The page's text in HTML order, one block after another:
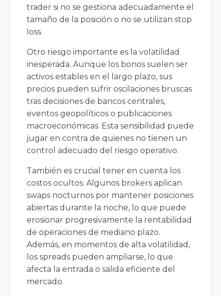
trader si no se gestiona adecuadamente el
tamaño de la posición o no se utilizan stop
loss.
Otro riesgo importante es la volatilidad
inesperada. Aunque los bonos suelen ser
activos estables en el largo plazo, sus
precios pueden sufrir oscilaciones bruscas
tras decisiones de bancos centrales,
eventos geopolíticos o publicaciones
macroeconómicas. Esta sensibilidad puede
jugar en contra de quienes no tienen un
control adecuado del riesgo operativo.
También es crucial tener en cuenta los
costos ocultos. Algunos brokers aplican
swaps nocturnos por mantener posiciones
abiertas durante la noche, lo que puede
erosionar progresivamente la rentabilidad
de operaciones de mediano plazo.
Además, en momentos de alta volatilidad,
los spreads pueden ampliarse, lo que
afecta la entrada o salida eficiente del
mercado.